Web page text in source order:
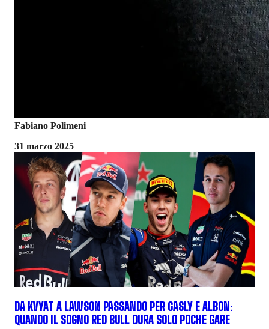
Fabiano Polimeni
31 marzo 2025
DA KVYAT A LAWSON PASSANDO PER GASLY E ALBON:
QUANDO IL SOGNO RED BULL DURA SOLO POCHE GARE